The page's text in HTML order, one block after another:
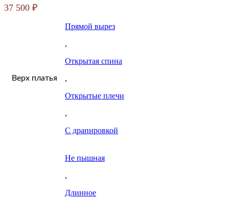
37 500 ₽
Верх платья
Прямой вырез
,
Открытая спина
,
Открытые плечи
,
С драпировкой
Не пышная
,
Длинное